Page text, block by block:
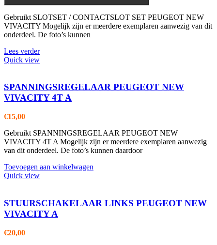
Gebruikt SLOTSET / CONTACTSLOT SET PEUGEOT NEW
VIVACITY Mogelijk zijn er meerdere exemplaren aanwezig van dit
onderdeel. De foto’s kunnen
Lees verder
Quick view
SPANNINGSREGELAAR PEUGEOT NEW
VIVACITY 4T A
€15,00
Gebruikt SPANNINGSREGELAAR PEUGEOT NEW
VIVACITY 4T A Mogelijk zijn er meerdere exemplaren aanwezig
van dit onderdeel. De foto’s kunnen daardoor
Toevoegen aan winkelwagen
Quick view
STUURSCHAKELAAR LINKS PEUGEOT NEW
VIVACITY A
€20,00